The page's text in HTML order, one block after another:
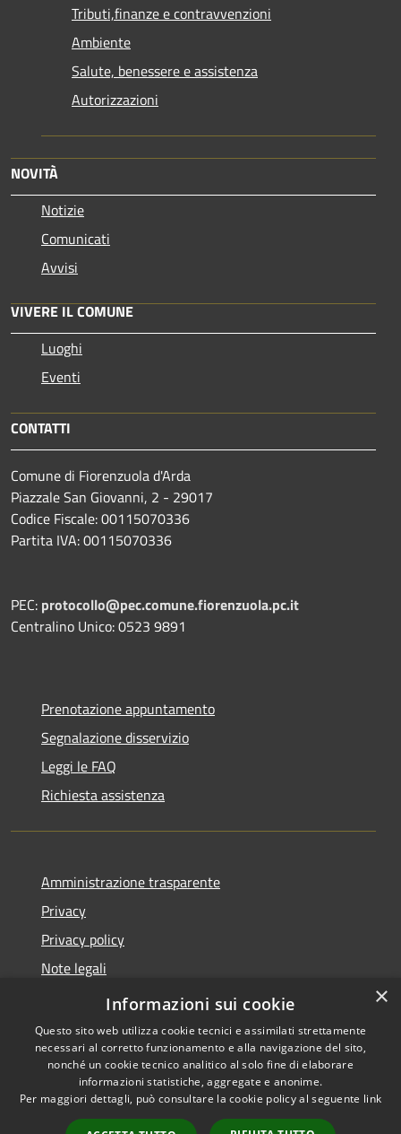
Tributi,finanze e contravvenzioni
Ambiente
Salute, benessere e assistenza
Autorizzazioni
NOVITÀ
Notizie
Comunicati
Avvisi
VIVERE IL COMUNE
Luoghi
Eventi
CONTATTI
Comune di Fiorenzuola d'Arda
Piazzale San Giovanni, 2 - 29017
Codice Fiscale: 00115070336
Partita IVA: 00115070336
PEC: protocollo@pec.comune.fiorenzuola.pc.it
Centralino Unico: 0523 9891
Prenotazione appuntamento
Segnalazione disservizio
Leggi le FAQ
Richiesta assistenza
Amministrazione trasparente
Privacy
Privacy policy
Note legali
Dichiarazione di accessibilità
Accessibilità
Copyright © 2026 • Comune di
Fiorenzuola d'Arda • Powered
×
Informazioni sui cookie
Questo sito web utilizza cookie tecnici e assimilati strettamente
necessari al corretto funzionamento e alla navigazione del sito,
nonché un cookie tecnico analitico al solo fine di elaborare
informazioni statistiche, aggregate e anonime.
Per maggiori dettagli, può consultare la cookie policy al seguente link